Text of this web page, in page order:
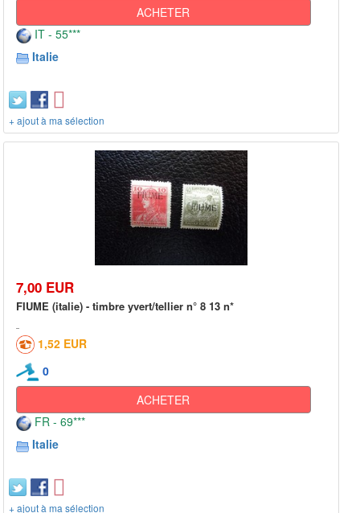
ACHETER
IT - 55***
Italie
+ ajout à ma sélection
7,00 EUR
FIUME (italie) - timbre yvert/tellier n° 8 13 n*
1,52 EUR
0
ACHETER
FR - 69***
Italie
+ ajout à ma sélection